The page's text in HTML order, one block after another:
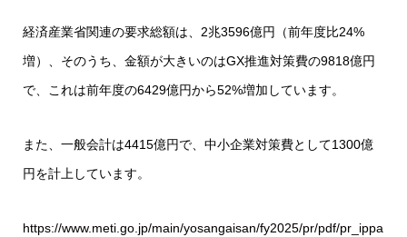
経済産業省関連の要求総額は、2兆3596億円（前年度比24%
増）、そのうち、金額が大きいのはGX推進対策費の9818億円
で、これは前年度の6429億円から52%増加しています。
また、一般会計は4415億円で、中小企業対策費として1300億
円を計上しています。
https://www.meti.go.jp/main/yosangaisan/fy2025/pr/pdf/pr_ippa